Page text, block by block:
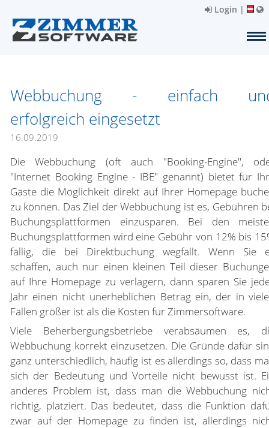
Login |
Webbuchung - einfach
erfolgreich eingesetzt
16.09.2019
Die Webbuchung (oft auch "Booking-Engine",
"Internet Booking Engine - IBE" genannt) bietet für
Gäste die Möglichkeit direkt auf Ihrer Homepage
zu können. Das Ziel der Webbuchung ist es, Gebühren
Buchungsplattformen einzusparen. Bei den
Buchungsplattformen wird eine Gebühr von 12% bis
fällig, die bei Direktbuchung wegfällt. Wenn Sie
schaffen, auch nur einen kleinen Teil dieser
auf Ihre Homepage zu verlagern, dann sparen Sie
Jahr einen nicht unerheblichen Betrag ein, der in
Fällen größer ist als die Kosten für Zimmersoftware.
Viele Beherbergungsbetriebe verabsäumen es,
Webbuchung korrekt einzusetzen. Die Gründe dafür
ganz unterschiedlich, häufig ist es allerdings so, dass
sich der Bedeutung und Vorteile nicht bewusst ist.
anderes Problem ist, dass man die Webbuchung
richtig, platziert. Das bedeutet, dass die Funktion
zwar auf der Homepage zu finden ist, allerdings